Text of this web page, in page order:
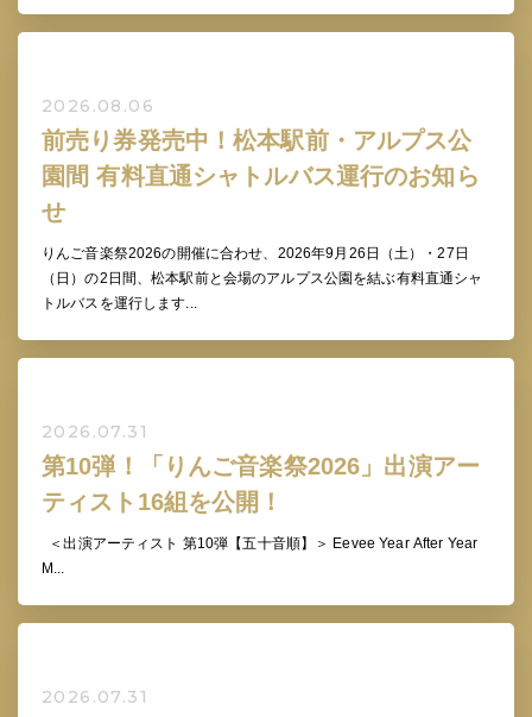
2026.08.06
前売り券発売中！松本駅前・アルプス公
園間 有料直通シャトルバス運行のお知ら
せ
りんご音楽祭2026の開催に合わせ、2026年9月26日（土）・27日
（日）の2日間、松本駅前と会場のアルプス公園を結ぶ有料直通シャ
トルバスを運行します...
2026.07.31
第10弾！「りんご音楽祭2026」出演アー
ティスト16組を公開！
M...
2026.07.31